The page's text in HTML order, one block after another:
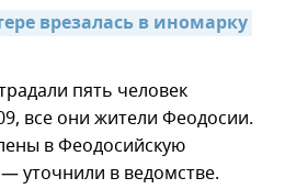
врезалась в иномарку
пять человек
все они жители Феодосии.
в Феодосийскую
уточнили в ведомстве.